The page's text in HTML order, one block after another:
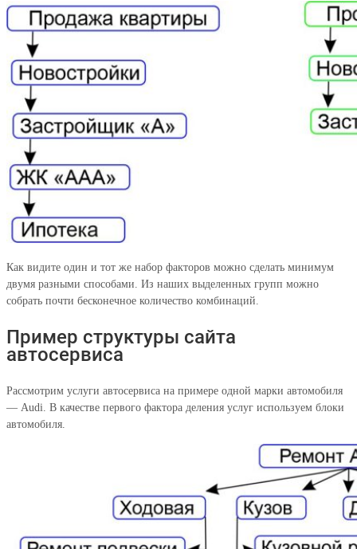
Как видите один и тот же набор факторов можно сделать минимум
двумя разными способами. Из наших выделенных групп можно
собрать почти бесконечное количество комбинаций.
Пример структуры сайта
автосервиса
Рассмотрим услуги автосервиса на примере одной марки автомобиля
— Audi. В качестве первого фактора деления услуг используем блоки
автомобиля.